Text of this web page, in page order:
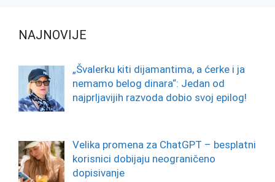
NAJNOVIJE
„Švalerku kiti dijamantima, a ćerke i ja
nemamo belog dinara“: Jedan od
najprljavijih razvoda dobio svoj epilog!
Velika promena za ChatGPT – besplatni
korisnici dobijaju neograničeno
dopisivanje